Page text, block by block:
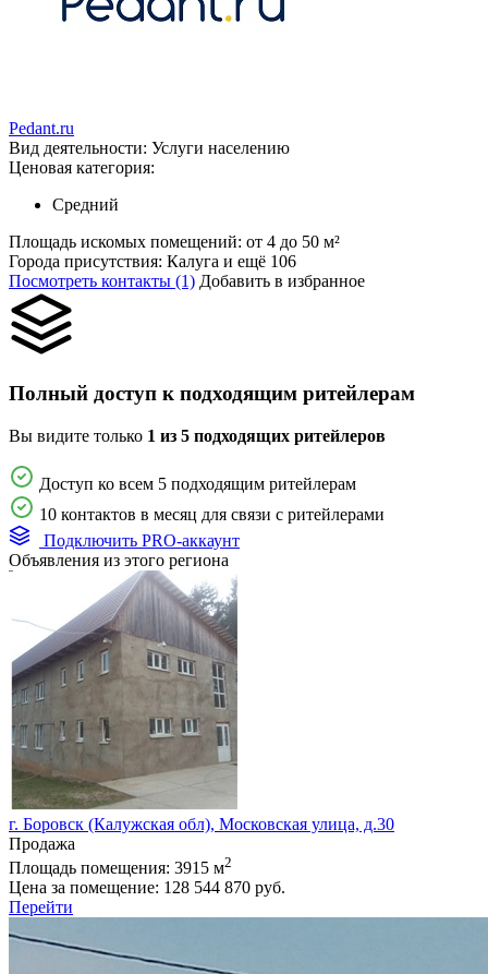
Pedant.ru
Вид деятельности: Услуги населению
Ценовая категория:
Средний
Площадь искомых помещений: от 4 до 50 м²
Города присутствия: Калуга и ещё 106
Посмотреть контакты (1) Добавить в избранное
Полный доступ к подходящим ритейлерам
Вы видите только 1 из 5 подходящих ритейлеров
Доступ ко всем 5 подходящим ритейлерам
10 контактов в месяц для связи с ритейлерами
Подключить PRO-аккаунт
Объявления из этого региона
г. Боровск (Калужская обл), Московская улица, д.30
Продажа
Площадь помещения: 3915 м2
Цена за помещение: 128 544 870 руб.
Перейти